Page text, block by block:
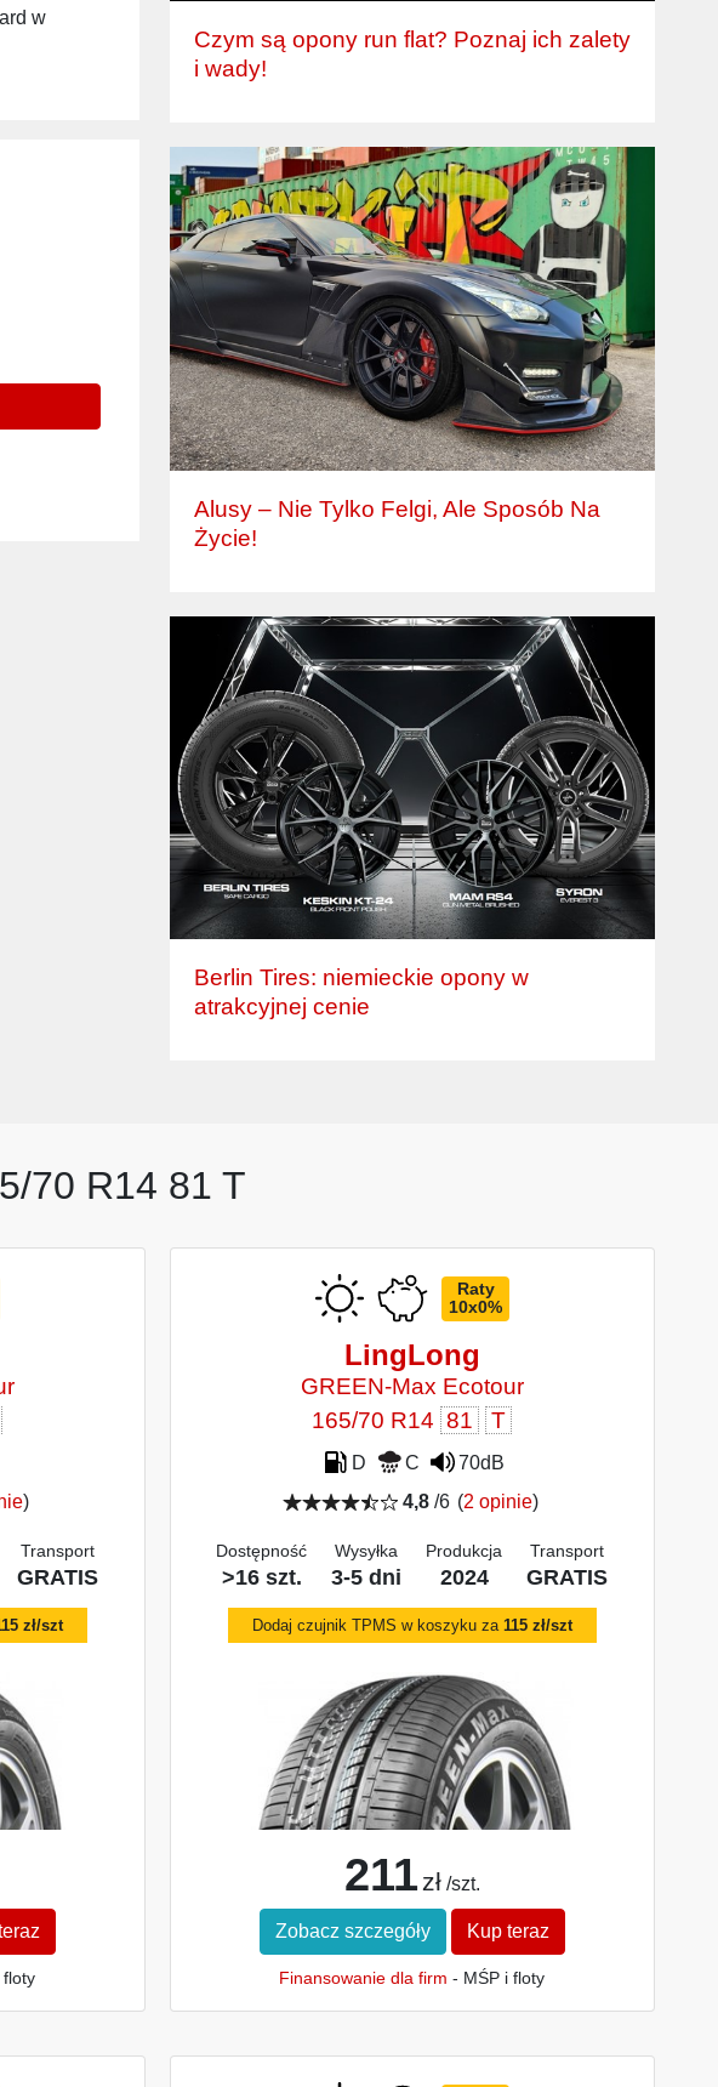
w
Czym są opony run flat? Poznaj ich zalety
i wady!
Alusy – Nie Tylko Felgi, Ale Sposób Na
Życie!
Berlin Tires: niemieckie opony w
atrakcyjnej cenie
70 R14 81 T
)
Transport
GRATIS
zł/szt
floty
Raty
10x0%
LingLong
GREEN-Max Ecotour
165/70 R14 81 T
D C
70dB
4,8/6 (2 opinie)
Dostępność
>16 szt.
Wysyłka
3-5 dni
Produkcja
2024
Transport
GRATIS
Dodaj czujnik TPMS w koszyku za 115 zł/szt
211 zł /szt.
Zobacz szczegóły Kup teraz
Finansowanie dla firm - MŚP i floty